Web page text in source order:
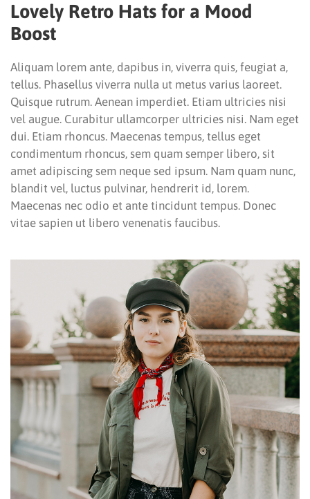
Lovely Retro Hats for a Mood
Boost
Aliquam lorem ante, dapibus in, viverra quis, feugiat a,
tellus. Phasellus viverra nulla ut metus varius laoreet.
Quisque rutrum. Aenean imperdiet. Etiam ultricies nisi
vel augue. Curabitur ullamcorper ultricies nisi. Nam eget
dui. Etiam rhoncus. Maecenas tempus, tellus eget
condimentum rhoncus, sem quam semper libero, sit
amet adipiscing sem neque sed ipsum. Nam quam nunc,
blandit vel, luctus pulvinar, hendrerit id, lorem.
Maecenas nec odio et ante tincidunt tempus. Donec
vitae sapien ut libero venenatis faucibus.